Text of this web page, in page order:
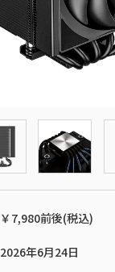
￥7,980前後(税込)
2026年6月24日